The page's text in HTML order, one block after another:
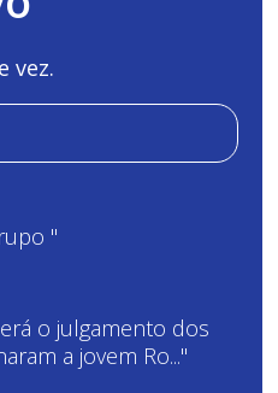
vez.
"
o julgamento dos
a jovem Ro..."